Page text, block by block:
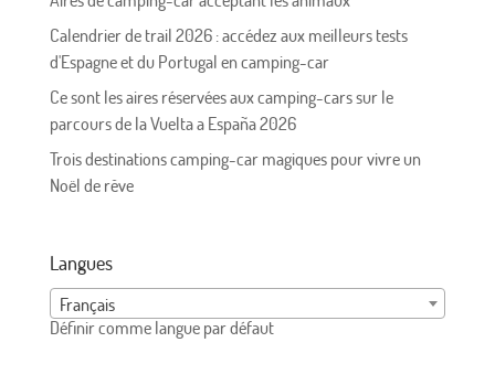
Calendrier de trail 2026 : accédez aux meilleurs tests
d'Espagne et du Portugal en camping-car
Ce sont les aires réservées aux camping-cars sur le
parcours de la Vuelta a España 2026
Trois destinations camping-car magiques pour vivre un
Noël de rêve
Langues
Français
Définir comme langue par défaut